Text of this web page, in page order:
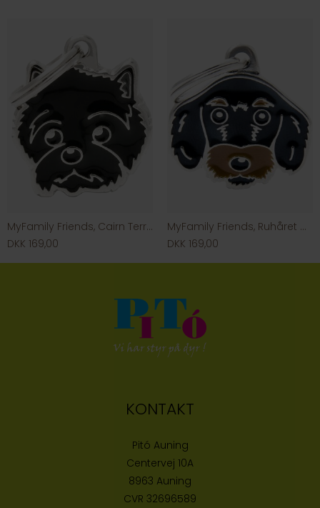
MyFamily Friends, Cairn Terrier
DKK 169,00
MyFamily Friends, Ruhåret Gravhund
DKK 169,00
KONTAKT
Pitó Auning
Centervej 10A
8963 Auning
CVR 32696589